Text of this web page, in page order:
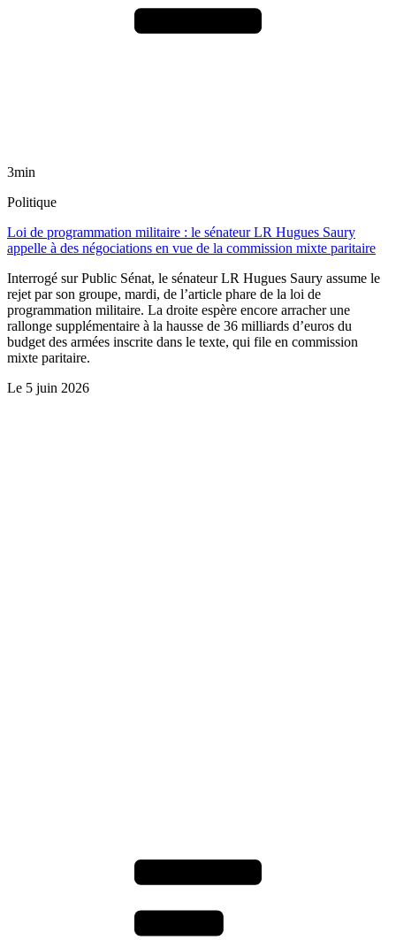
3min
Politique
Loi de programmation militaire : le sénateur LR Hugues Saury
appelle à des négociations en vue de la commission mixte paritaire
Interrogé sur Public Sénat, le sénateur LR Hugues Saury assume le
rejet par son groupe, mardi, de l’article phare de la loi de
programmation militaire. La droite espère encore arracher une
rallonge supplémentaire à la hausse de 36 milliards d’euros du
budget des armées inscrite dans le texte, qui file en commission
mixte paritaire.
Le 5 juin 2026